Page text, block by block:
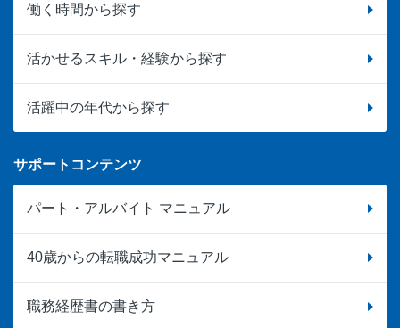
働く時間から探す
活かせるスキル・経験から探す
活躍中の年代から探す
サポートコンテンツ
パート・アルバイト マニュアル
40歳からの転職成功マニュアル
職務経歴書の書き方